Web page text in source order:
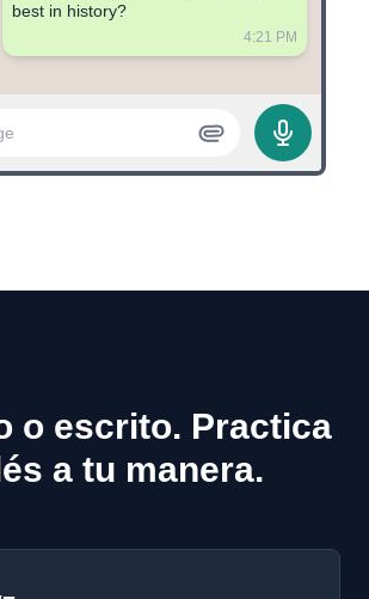
best in history?
4:21 PM
o escrito. Practica
a tu manera.